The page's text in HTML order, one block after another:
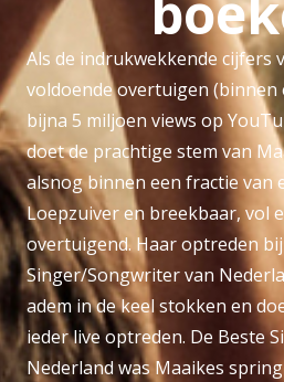
Als de indrukwekkende cijfers
voldoende overtuigen (binnen
bijna 5 miljoen views op
doet de prachtige stem van
alsnog binnen een fractie van
Loepzuiver en breekbaar, vol
overtuigend. Haar optreden
Singer/Songwriter van
adem in de keel stokken en
ieder live optreden. De Beste
Nederland was Maaikes